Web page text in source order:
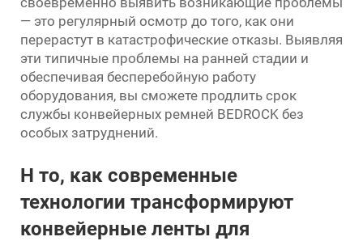
— это регулярный осмотр до того, как они
перерастут в катастрофические отказы. Выявляя
эти типичные проблемы на ранней стадии и
обеспечивая бесперебойную работу
оборудования, вы сможете продлить срок
службы конвейерных ремней BEDROCK без
особых затруднений.
H то, как современные
технологии трансформируют
конвейерные ленты для